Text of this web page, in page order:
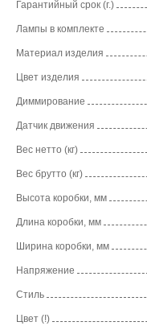
Гарантийный срок (г.)
Лампы в комплекте
Материал изделия
Цвет изделия
Диммирование
Датчик движения
Вес нетто (кг)
Вес брутто (кг)
Высота коробки, мм
Длина коробки, мм
Ширина коробки, мм
Напряжение
Стиль
Цвет (!)